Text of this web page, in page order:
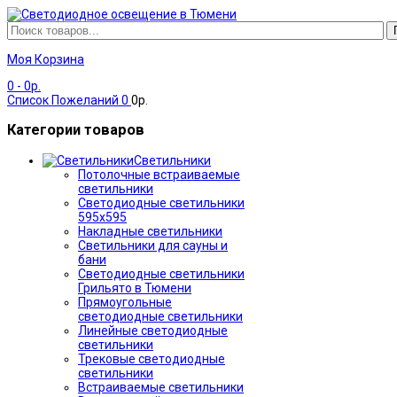
Моя Корзина
0 - 0р.
Список Пожеланий 0 0р.
Категории товаров
Светильники
Потолочные встраиваемые
светильники
Светодиодные светильники
595х595
Накладные светильники
Светильники для сауны и
бани
Светодиодные светильники
Грильято в Тюмени
Прямоугольные
светодиодные светильники
Линейные светодиодные
светильники
Трековые светодиодные
светильники
Встраиваемые светильники